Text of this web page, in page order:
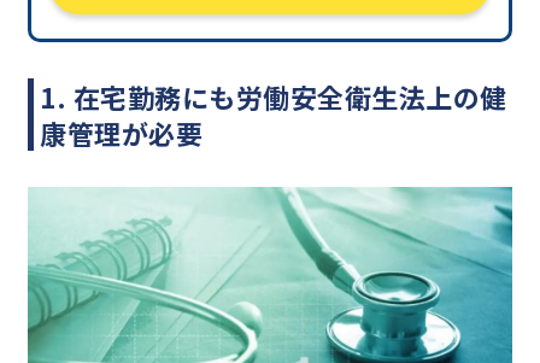
1. 在宅勤務にも労働安全衛生法上の健
康管理が必要